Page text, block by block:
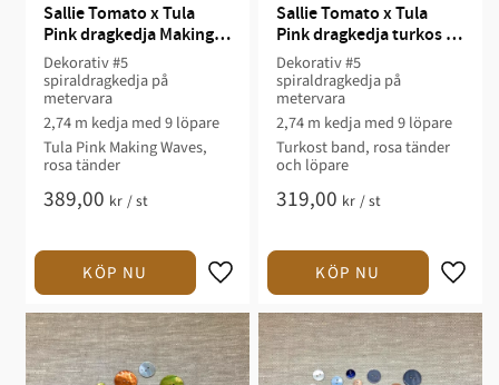
Sallie Tomato x Tula
Pink dragkedja Making
Waves #5, 2,74 m
Dekorativ #5
spiraldragkedja på
metervara
2,74 m kedja med 9 löpare
Tula Pink Making Waves,
rosa tänder
389,00 kr /st
Sallie Tomato x Tula
Pink dragkedja turkos
med rosa, #5, 2,74 m
Dekorativ #5
spiraldragkedja på
metervara
2,74 m kedja med 9 löpare
Turkost band, rosa tänder
och löpare
319,00 kr /st